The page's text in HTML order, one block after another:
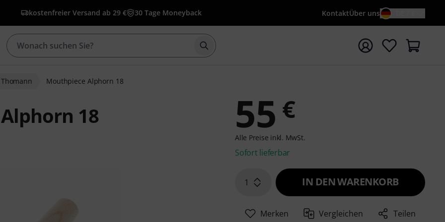
kostenfreier Versand ab 29 € 30 Tage Moneyback KontaktÜber uns
Suche mit Suchwort {searchTerm} starten
Thomann Mouthpiece Alphorn 18
18 55 €
Alle Preise inkl. MwSt.
Sofort lieferbar
1 IN DEN WARENKORB
Merken Vergleichen Teilen